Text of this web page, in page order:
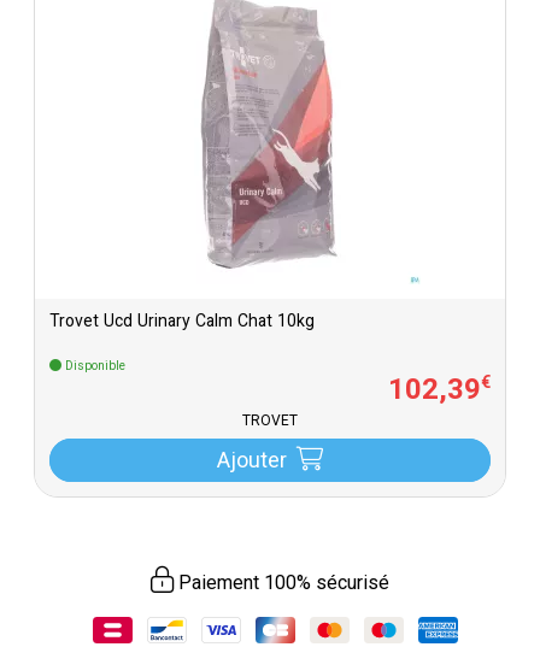
Trovet Ucd Urinary Calm Chat 10kg
Disponible
102,39€
TROVET
Ajouter
Paiement 100% sécurisé